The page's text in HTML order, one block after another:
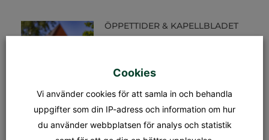
ÖPPETTIDER & KAPELLBLADET
31/7 stänger kansliet kl 12.00.
Kapellet Står öppet från och
MÄSSA
SÖNDAG 9 AUGUSTI KL.18.00
Cookies
Vi använder cookies för att samla in och behandla
uppgifter som din IP-adress och information om hur
du använder webbplatsen för analys och statistik